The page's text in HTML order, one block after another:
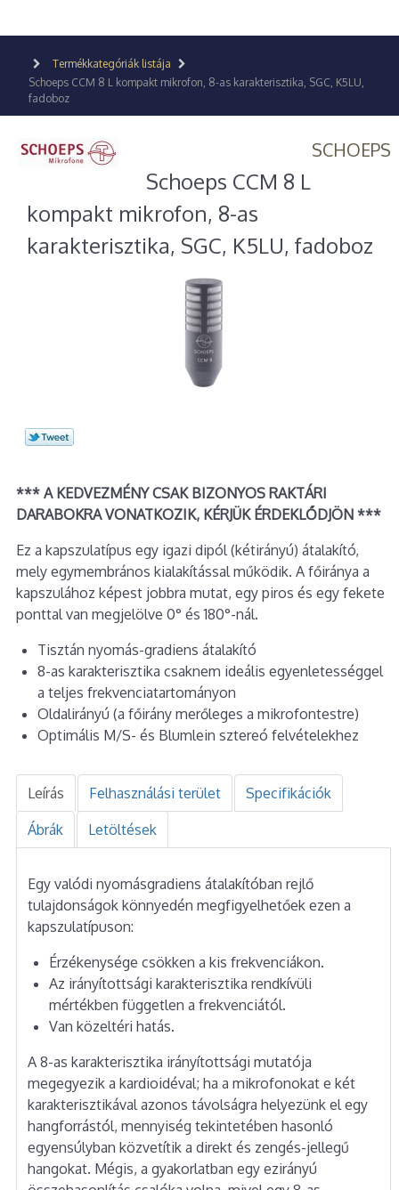
Termékkategóriák listája
Schoeps CCM 8 L kompakt mikrofon, 8-as karakterisztika, SGC, K5LU,
fadoboz
SCHOEPS
Schoeps CCM 8 L
kompakt mikrofon, 8-as
karakterisztika, SGC, K5LU, fadoboz
*** A KEDVEZMÉNY CSAK BIZONYOS RAKTÁRI
DARABOKRA VONATKOZIK, KÉRJÜK ÉRDEKLŐDJÖN ***
Ez a kapszulatípus egy igazi dipól (kétirányú) átalakító,
mely egymembrános kialakítással működik. A főiránya a
kapszulához képest jobbra mutat, egy piros és egy fekete
ponttal van megjelölve 0° és 180°-nál.
Tisztán nyomás-gradiens átalakító
8-as karakterisztika csaknem ideális egyenletességgel
a teljes frekvenciatartományon
Oldalirányú (a főirány merőleges a mikrofontestre)
Optimális M/S- és Blumlein sztereó felvételekhez
Leírás Felhasználási terület Specifikációk
Ábrák Letöltések
Egy valódi nyomásgradiens átalakítóban rejlő
tulajdonságok könnyedén megfigyelhetőek ezen a
kapszulatípuson:
Érzékenysége csökken a kis frekvenciákon.
Az irányítottsági karakterisztika rendkívüli
mértékben független a frekvenciától.
Van közeltéri hatás.
A 8-as karakterisztika irányítottsági mutatója
megegyezik a kardioidéval; ha a mikrofonokat e két
karakterisztikával azonos távolságra helyezünk el egy
hangforrástól, mennyiség tekintetében hasonló
egyensúlyban közvetítik a direkt és zengés-jellegű
hangokat. Mégis, a gyakorlatban egy ezirányú